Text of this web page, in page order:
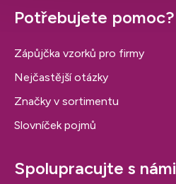
Potřebujete pomoc?
Zápůjčka vzorků pro firmy
Nejčastější otázky
Značky v sortimentu
Slovníček pojmů
Spolupracujte s námi